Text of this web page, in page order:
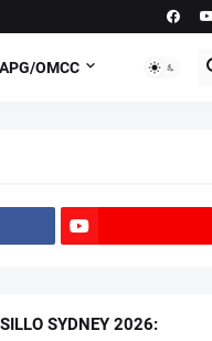
APG/OMCC
SYDNEY 2026: